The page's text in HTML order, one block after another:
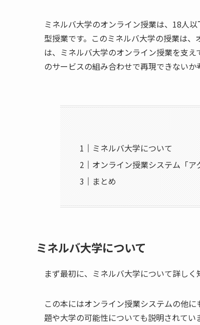
ミネルバ大学のオンライン授業は、18人
型授業です。このミネルバ大学の授業は
は、ミネルバ大学のオンライン授業を支
のサービスの組み合わせで再現できないか
ミネルバ大学について
オンライン授業システム「ア
まとめ
ミネルバ大学について
まず最初に、ミネルバ大学について詳し
この本にはオンライン授業システムの他
題や大学の可能性についても説明されて